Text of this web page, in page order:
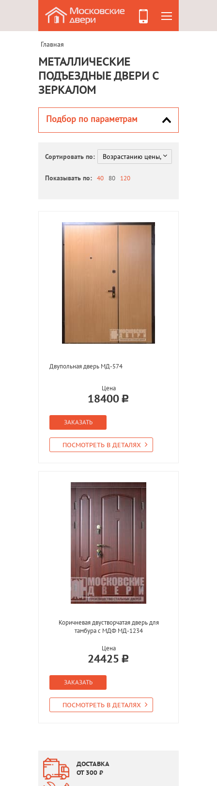
Главная
МЕТАЛЛИЧЕСКИЕ
ПОДЪЕЗДНЫЕ ДВЕРИ С
ЗЕРКАЛОМ
Подбор по параметрам
Сортировать по:
Показывать по: 40 80 120
Двупольная дверь МД-574
Цена
18400
ЗАКАЗАТЬ
ПОСМОТРЕТЬ В ДЕТАЛЯХ
Коричневая двустворчатая дверь для
тамбура с МДФ МД-1234
Цена
24425
ЗАКАЗАТЬ
ПОСМОТРЕТЬ В ДЕТАЛЯХ
ДОСТАВКА
ОТ 300 ₽